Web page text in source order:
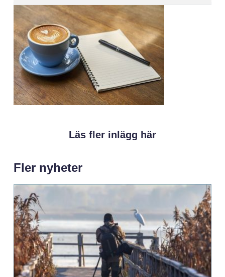
Läs fler inlägg här
Fler nyheter